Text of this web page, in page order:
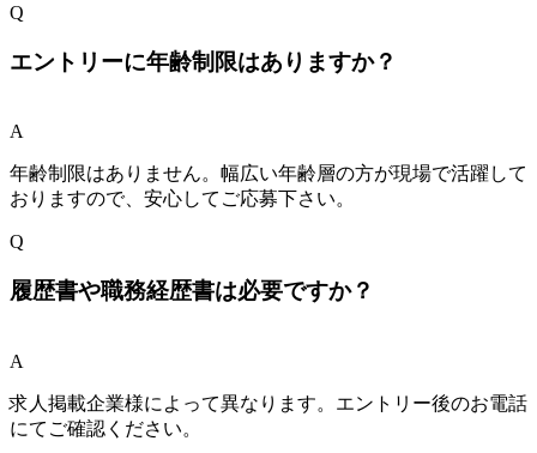
Q
エントリーに年齢制限はありますか？
A
年齢制限はありません。幅広い年齢層の方が現場で活躍して
おりますので、安心してご応募下さい。
Q
履歴書や職務経歴書は必要ですか？
A
求人掲載企業様によって異なります。エントリー後のお電話
にてご確認ください。